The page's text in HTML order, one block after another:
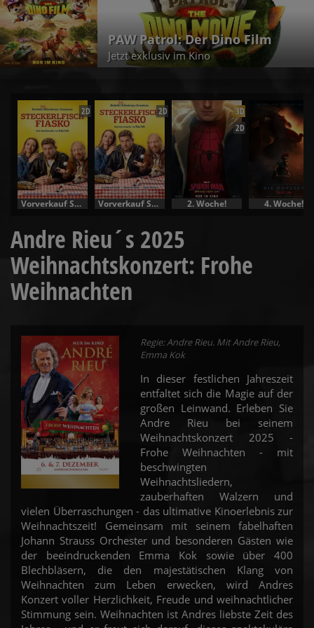
PAW Patrol: Der Dino Film
Jetzt exklusiv im Kino
2D
Vorverkauf Specials
2D
Vorverkauf Specials
3D
2D
2. Woche! 4. Woche!
Andre Rieu´s 2025
Weihnachtskonzert: Frohe
Weihnachten
Regie: Andre Rieu. Mit Andre Rieu,
Emma Kok
In dieser festlichen Jahreszeit
entfaltet sich die Magie auf der
großen Leinwand. Erleben Sie
Andre Rieu bei seinem
Weihnachtskonzert 2025 -
Frohe Weihnachten - mit
beschwingten
Weihnachtsliedern,
zauberhaften Walzern und
vielen Überraschungen - das ultimative Kinoerlebnis zur
Weihnachtszeit! Gemeinsam mit seinem fabelhaften
Johann Strauss Orchester und besonderen Gästen wie
der beeindruckenden Emma Kok sowie über 400
Blechbläsern, die den majestätischen Klang von
Weihnachten zum Leben erwecken, wird Andres
Konzert voller Herzlichkeit, Freude und weihnachtlicher
Stimmung sein. Weihnachten ist Andres liebste Zeit des